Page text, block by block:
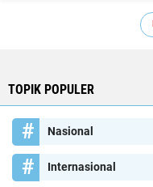
TOPIK POPULER
Nasional
Internasional